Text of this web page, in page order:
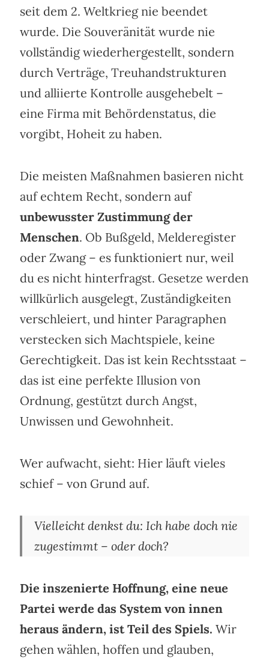
seit dem 2. Weltkrieg nie beendet
wurde. Die Souveränität wurde nie
vollständig wiederhergestellt, sondern
durch Verträge, Treuhandstrukturen
und alliierte Kontrolle ausgehebelt –
eine Firma mit Behördenstatus, die
vorgibt, Hoheit zu haben.
Die meisten Maßnahmen basieren nicht
auf echtem Recht, sondern auf
unbewusster Zustimmung der
Menschen. Ob Bußgeld, Melderegister
oder Zwang – es funktioniert nur, weil
du es nicht hinterfragst. Gesetze werden
willkürlich ausgelegt, Zuständigkeiten
verschleiert, und hinter Paragraphen
verstecken sich Machtspiele, keine
Gerechtigkeit. Das ist kein Rechtsstaat –
das ist eine perfekte Illusion von
Ordnung, gestützt durch Angst,
Unwissen und Gewohnheit.
Wer aufwacht, sieht: Hier läuft vieles
schief – von Grund auf.
Vielleicht denkst du: Ich habe doch nie
zugestimmt – oder doch?
Die inszenierte Hoffnung, eine neue
Partei werde das System von innen
heraus ändern, ist Teil des Spiels. Wir
gehen wählen, hoffen und glauben,